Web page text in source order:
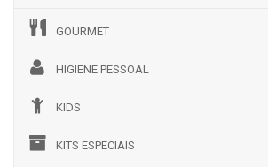
GOURMET
HIGIENE PESSOAL
KIDS
KITS ESPECIAIS